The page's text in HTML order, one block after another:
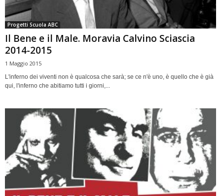
Progetti Scuola ABC
Il Bene e il Male. Moravia Calvino Sciascia
2014-2015
1 Maggio 2015
L'inferno dei viventi non è qualcosa che sarà; se ce n'è uno, è quello che è già
qui, l'inferno che abitiamo tutti i giorni,...